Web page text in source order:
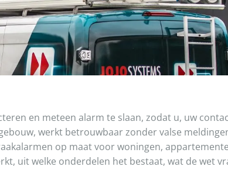
en meteen alarm te slaan, zodat u, uw
werkt betrouwbaar zonder valse
op maat voor woningen,
uit welke onderdelen het bestaat, wat de wet